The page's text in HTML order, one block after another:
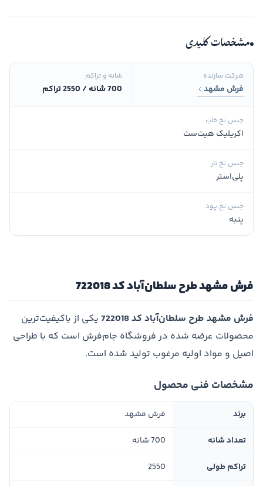
مشخصات کلیدی
شرکت سازنده
فرش مشهد
شانه و تراکم
700 شانه / 2550 تراکم
جنس نخ خاب
اکریلیک هیت‌ست
جنس نخ تار
پلی‌استر
جنس نخ پود
پنبه
فرش مشهد طرح سلطان‌آباد کد 722018
فرش مشهد طرح سلطان‌آباد کد 722018
یکی از باکیفیت‌ترین
محصولات عرضه شده در فروشگاه جام‌فرش است که با طراحی
اصیل و مواد اولیه مرغوب تولید شده است.
مشخصات فنی محصول
برند فرش مشهد
تعداد شانه 700 شانه
تراکم طولی 2550